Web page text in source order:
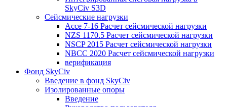
SkyCiv S3D
Сейсмические нагрузки
Ассе 7-16 Расчет сейсмической нагрузки
NZS 1170.5 Расчет сейсмической нагрузки
NSCP 2015 Расчет сейсмической нагрузки
NBCC 2020 Расчет сейсмической нагрузки
верификация
Фонд SkyCiv
Введение в фонд SkyCiv
Изолированные опоры
Введение